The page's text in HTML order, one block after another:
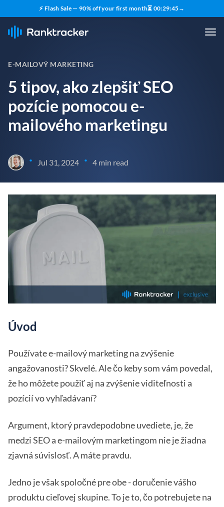
⚡ Flash Sale — 90% off your first month⏳ 00:29:43→
E-MAILOVÝ MARKETING
5 tipov, ako zlepšiť SEO
pozície pomocou e-
mailového marketingu
• Jul 31, 2024 • 4 min read
Úvod
Používate e-mailový marketing na zvýšenie
angažovanosti? Skvelé. Ale čo keby som vám povedal,
že ho môžete použiť aj na zvýšenie viditeľnosti a
pozícií vo vyhľadávaní?
Argument, ktorý pravdepodobne uvediete, je, že
medzi SEO a e-mailovým marketingom nie je žiadna
zjavná súvislosť. A máte pravdu.
Jedno je však spoločné pre obe - doručenie vášho
produktu cieľovej skupine. To je to, čo potrebujete na